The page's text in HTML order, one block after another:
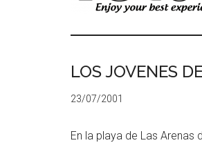
LOS JOVENES
23/07/2001
En la playa de Las